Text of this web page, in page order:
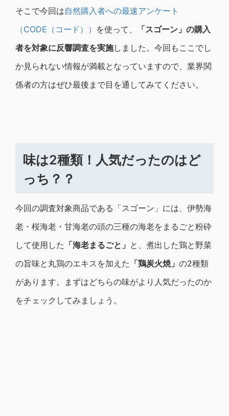
そこで今回は自然購入者への最速アンケート
（CODE（コード）） を使って、
「スゴーン」の購入
者を対象に反響調査を実施しました。今回もここでし
か見られない情報が満載となっていますので、業界関
係者の方はぜひ最後まで目を通してみてください。
味は2種類！人気だったのはど
っち？？
今回の調査対象商品である「スゴーン」には、伊勢海
老・桜海老・甘海老の頭の三種の海老をまるごと粉砕
して使用した 「海老まるごと」 と、煮出した鶏と野菜
の旨味と丸鶏のエキスを加えた 「鶏炭火焼」 の2種類
があります。まずはどちらの味がより人気だったのか
をチェックしてみましょう。